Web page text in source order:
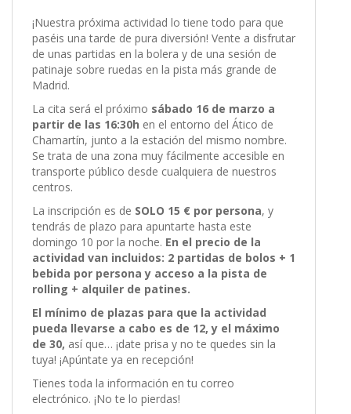
¡Nuestra próxima actividad lo tiene todo para que
paséis una tarde de pura diversión! Vente a disfrutar
de unas partidas en la bolera y de una sesión de
patinaje sobre ruedas en la pista más grande de
Madrid.
La cita será el próximo sábado 16 de marzo a
partir de las 16:30h en el entorno del Ático de
Chamartín, junto a la estación del mismo nombre.
Se trata de una zona muy fácilmente accesible en
transporte público desde cualquiera de nuestros
centros.
La inscripción es de SOLO 15 € por persona, y
tendrás de plazo para apuntarte hasta este
domingo 10 por la noche. En el precio de la
actividad van incluidos: 2 partidas de bolos + 1
bebida por persona y acceso a la pista de
rolling + alquiler de patines.
El mínimo de plazas para que la actividad
pueda llevarse a cabo es de 12, y el máximo
de 30, así que… ¡date prisa y no te quedes sin la
tuya! ¡Apúntate ya en recepción!
Tienes toda la información en tu correo
electrónico. ¡No te lo pierdas!